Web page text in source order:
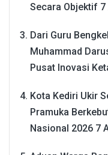
Secara Objektif
Dari Guru
Muhammad
Pusat Inovasi
Kota Kediri Ukir
Pramuka
Nasional 2026 7